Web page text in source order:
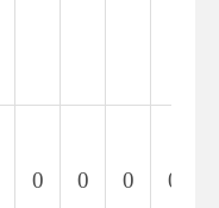
0 0 0 0